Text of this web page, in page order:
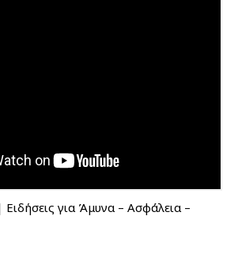
για Άμυνα – Ασφάλεια –